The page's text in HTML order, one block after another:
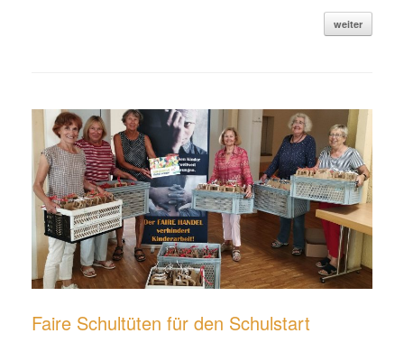
weiter
Faire Schultüten für den Schulstart